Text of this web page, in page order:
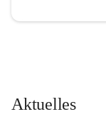
Aktuelles